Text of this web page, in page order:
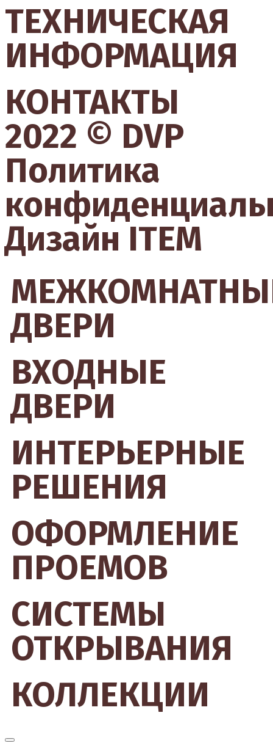
ТЕХНИЧЕСКАЯ
ИНФОРМАЦИЯ
КОНТАКТЫ
2022 © DVP
Политика
Дизайн ITEM
ДВЕРИ
ВХОДНЫЕ
ДВЕРИ
ИНТЕРЬЕРНЫЕ
РЕШЕНИЯ
ОФОРМЛЕНИЕ
ПРОЕМОВ
СИСТЕМЫ
ОТКРЫВАНИЯ
КОЛЛЕКЦИИ